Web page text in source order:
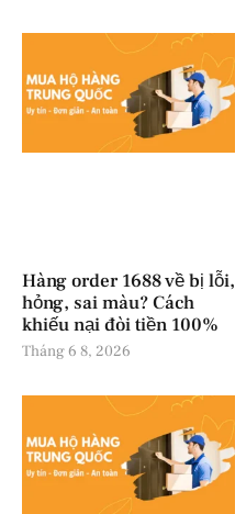
Hàng order 1688 về bị lỗi,
hỏng, sai màu? Cách
khiếu nại đòi tiền 100%
Tháng 6 8, 2026